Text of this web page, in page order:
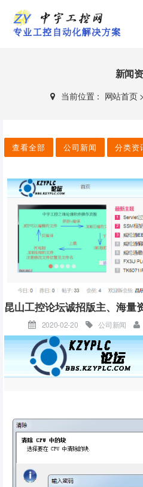
新闻
当前位置： 网站首页>
查看全部 公司新闻 分类资
昆山工控论坛诚招版主、海量
2020-02-20 公司新闻